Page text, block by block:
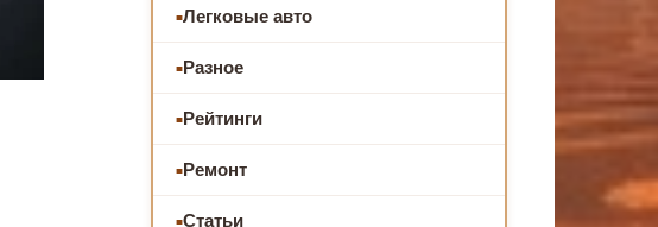
Легковые авто
Разное
Рейтинги
Ремонт
Статьи